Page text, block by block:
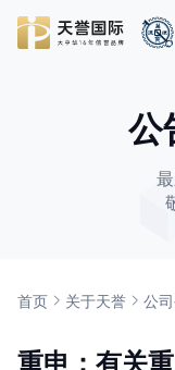
公
首页 关于天誉 公
重申：有关